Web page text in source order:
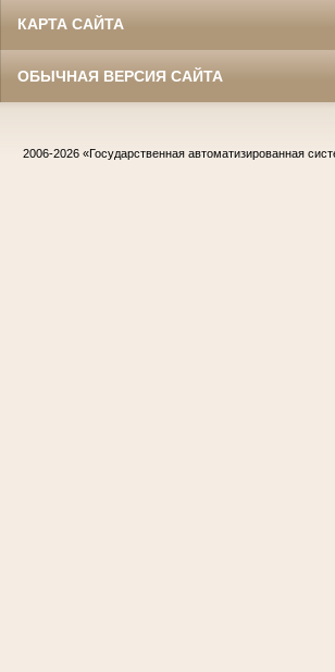
КАРТА САЙТА
ОБЫЧНАЯ ВЕРСИЯ САЙТА
2006-2026 «Государственная автоматизированная